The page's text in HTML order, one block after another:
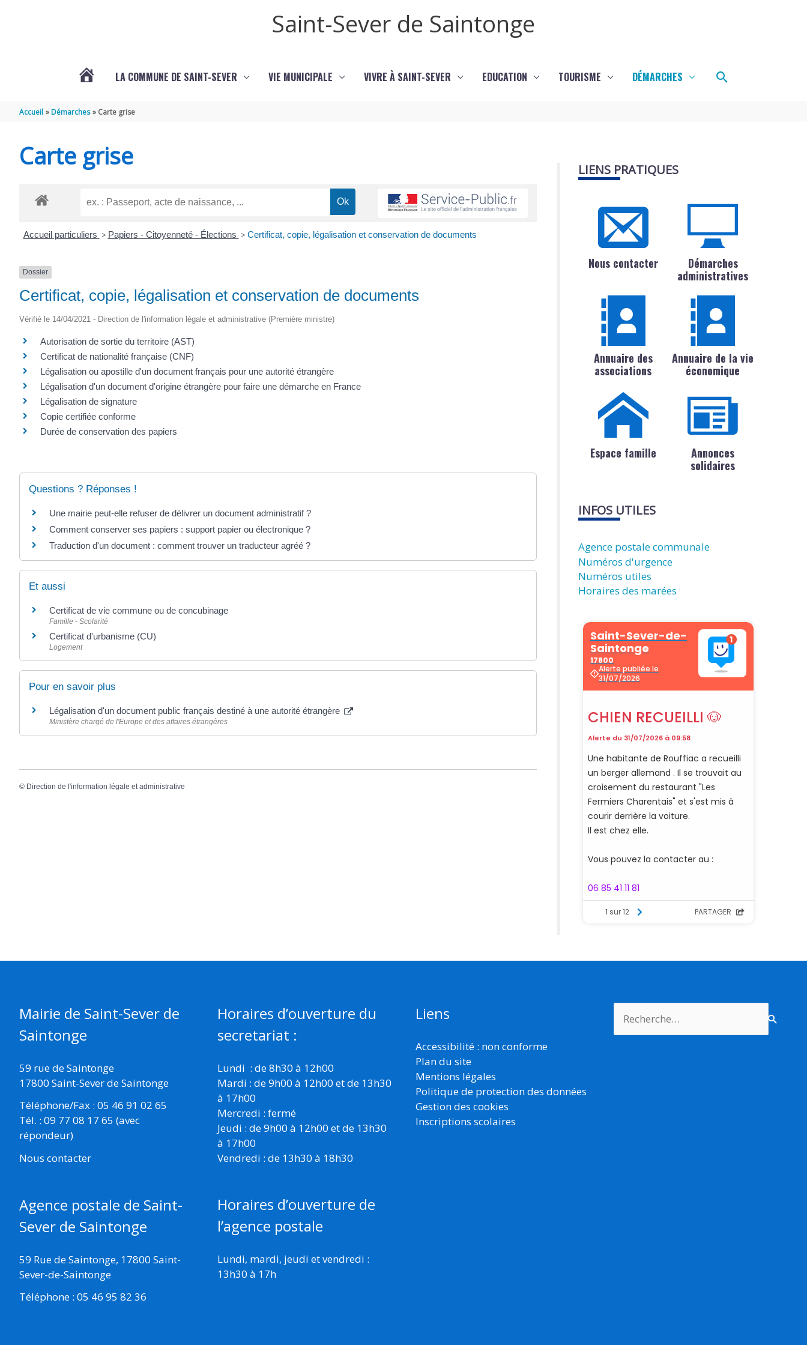
Saint-Sever de Saintonge
SAINT-
SAINTONGE
LA COMMUNE DE SAINT-SEVER VIE MUNICIPALE VIVRE À SAINT-SEVER EDUCATION TOURISME DÉMARCHES Rechercher
Accueil Démarches Carte grise
Carte grise
Accueil particuliers > Papiers - Citoyenneté - Élections > Certificat, copie, légalisation et conservation de documents
Dossier
Certificat, copie, légalisation et conservation de documents
Vérifié le 14/04/2021 - Direction de l'information légale et administrative (Première ministre)
Autorisation de sortie du territoire (AST)
Certificat de nationalité française (CNF)
Légalisation ou apostille d'un document français pour une autorité étrangère
Légalisation d'un document d'origine étrangère pour faire une démarche en France
Légalisation de signature
Copie certifiée conforme
Durée de conservation des papiers
Questions ? Réponses !
Une mairie peut-elle refuser de délivrer un document administratif ?
Comment conserver ses papiers : support papier ou électronique ?
Traduction d'un document : comment trouver un traducteur agréé ?
Et aussi
Certificat de vie commune ou de concubinage
Famille - Scolarité
Certificat d'urbanisme (CU)
Logement
Pour en savoir plus
Légalisation d'un document public français destiné à une autorité étrangère
Ministère chargé de l'Europe et des affaires étrangères
© Direction de l'information légale et administrative
LIENS PRATIQUES
Nous contacter
Démarches
administratives
Annuaire des
associations
Annuaire de la vie
économique
Espace famille
Annonces
solidaires
INFOS UTILES
Agence postale communale
Numéros d'urgence
Numéros utiles
Horaires des marées
Mairie de Saint-Sever de
Saintonge
59 rue de Saintonge
17800 Saint-Sever de Saintonge
Téléphone/Fax : 05 46 91 02 65
Tél. : 09 77 08 17 65 (avec
répondeur)
Nous contacter
Agence postale de Saint-
Sever de Saintonge
59 Rue de Saintonge, 17800 Saint-
Sever-de-Saintonge
Téléphone : 05 46 95 82 36
Horaires d’ouverture du
secretariat :
Lundi : de 8h30 à 12h00
Mardi : de 9h00 à 12h00 et de 13h30
à 17h00
Mercredi : fermé
Jeudi : de 9h00 à 12h00 et de 13h30
à 17h00
Vendredi : de 13h30 à 18h30
Horaires d’ouverture de
l’agence postale
Lundi, mardi, jeudi et vendredi :
13h30 à 17h
Liens
Accessibilité : non conforme
Plan du site
Mentions légales
Politique de protection des données
Gestion des cookies
Inscriptions scolaires